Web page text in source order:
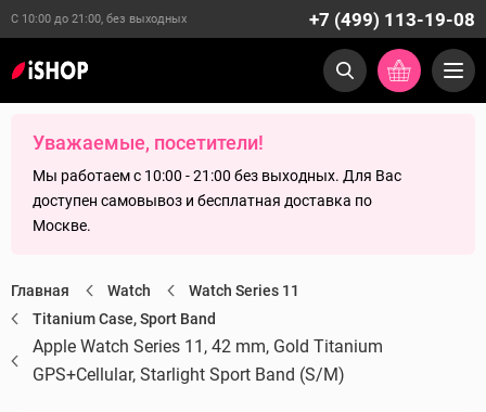
С 10:00 до 21:00, без выходных +7 (499) 113-19-08
Уважаемые, посетители!
Мы работаем с 10:00 - 21:00 без выходных. Для Вас
доступен самовывоз и бесплатная доставка по
Москве.
Главная Watch
Watch Series 11
Titanium Case, Sport Band
Apple Watch Series 11, 42 mm, Gold Titanium
GPS+Cellular, Starlight Sport Band (S/M)